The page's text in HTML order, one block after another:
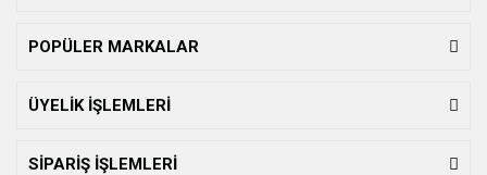
POPÜLER MARKALAR
ÜYELİK İŞLEMLERİ
SİPARİŞ İŞLEMLERİ